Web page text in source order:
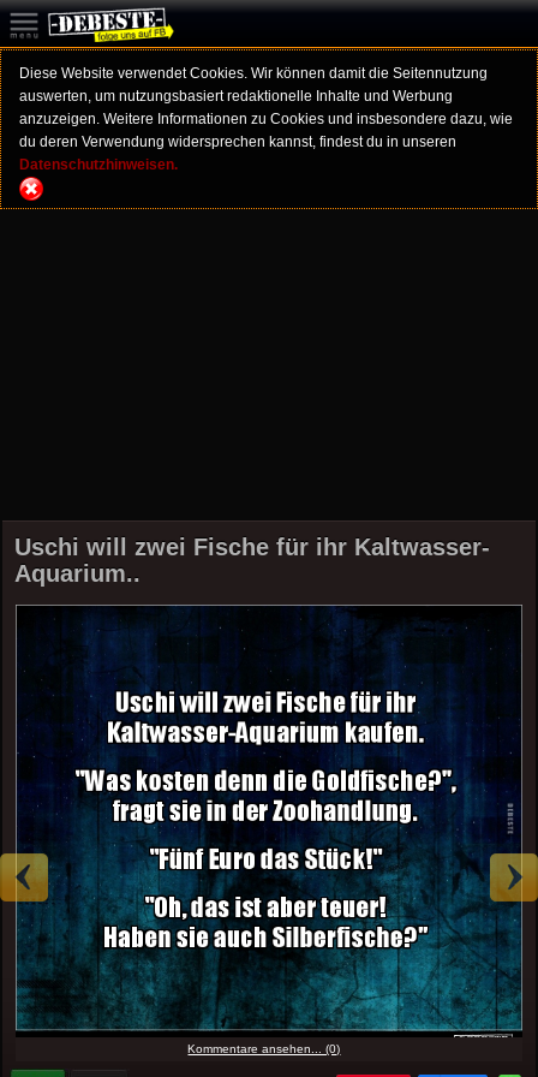
Diese Website verwendet Cookies. Wir können damit die Seitennutzung
auswerten, um nutzungsbasiert redaktionelle Inhalte und Werbung
anzuzeigen. Weitere Informationen zu Cookies und insbesondere dazu, wie
du deren Verwendung widersprechen kannst, findest du in unseren
Datenschutzhinweisen.
Uschi will zwei Fische für ihr Kaltwasser-
Aquarium..
Kommentare ansehen... (0)